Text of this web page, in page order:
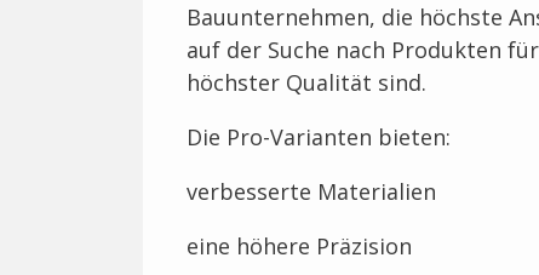
Bauunternehmen, die höchste
auf der Suche nach Produkten
höchster Qualität sind.
Die Pro-Varianten bieten:
verbesserte Materialien
eine höhere Präzision